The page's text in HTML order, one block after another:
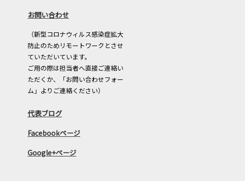
お問い合わせ
（新型コロナウィルス感染症拡大
防止のためリモートワークとさせ
ていただいています。
ご用の際は担当者へ直接ご連絡い
ただくか、「お問い合わせフォー
ム」よりご連絡ください）
代表ブログ
Facebookページ
Google+ページ